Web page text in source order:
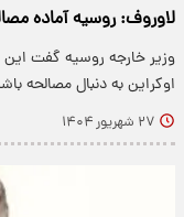
لاوروف: روسیه آماده
وزیر خارجه روسیه گفت
اوکراین به دنبال مصالحه
۲۷ شهریور ۱۴۰۴